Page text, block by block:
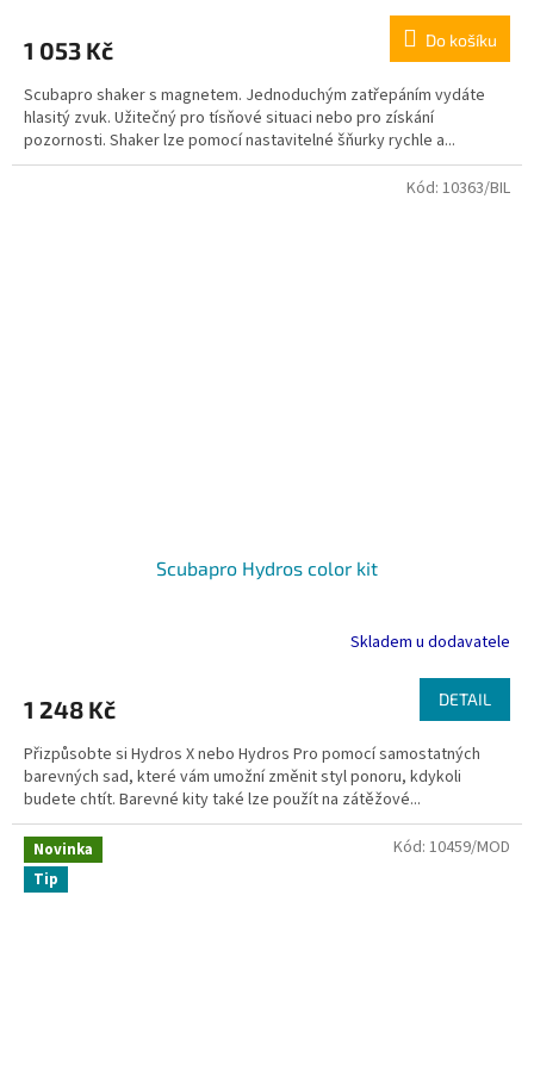
1 053 Kč Do košíku
Scubapro shaker s magnetem. Jednoduchým zatřepáním vydáte
hlasitý zvuk. Užitečný pro tísňové situaci nebo pro získání
pozornosti. Shaker lze pomocí nastavitelné šňurky rychle a...
Scubapro Hydros color kit
Skladem u dodavatele
1 248 Kč DETAIL
Přizpůsobte si Hydros X nebo Hydros Pro pomocí samostatných
barevných sad, které vám umožní změnit styl ponoru, kdykoli
budete chtít. Barevné kity také lze použít na zátěžové...
Kód: 10363/BIL
Novinka
Tip
Kód: 10459/MOD